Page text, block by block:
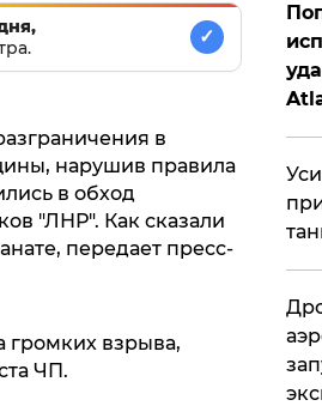
✓
в
нарушив правила
в обход
"ЛНР". Как сказали
передает пресс-
громких взрыва,
ЧП.